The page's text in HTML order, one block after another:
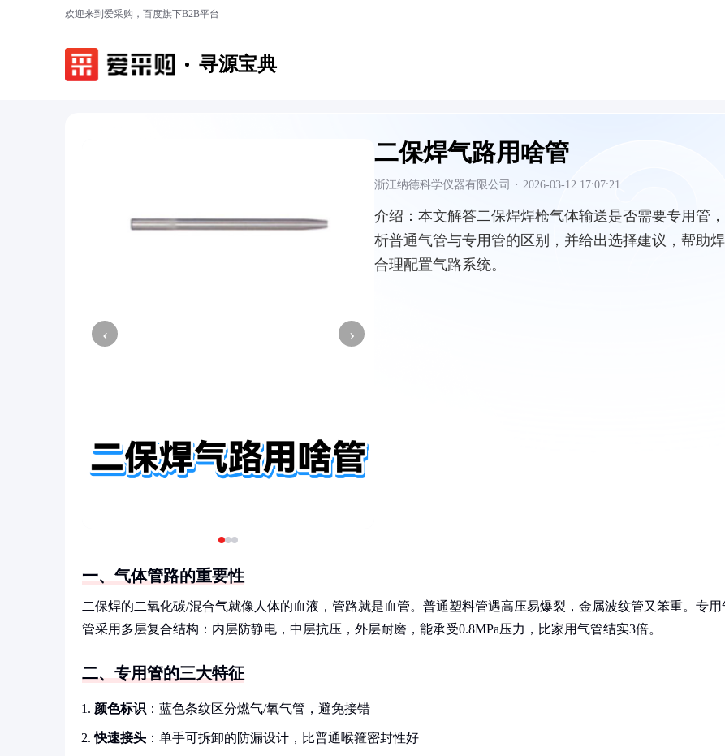
欢迎来到爱采购，百度旗下B2B平台
寻源宝典
‹ ›
二保焊气路用啥管
浙江纳德科学仪器有限公司 · 2026-03-12 17:07:21
介绍： 本文解答二保焊焊枪气体输送是否需要专用管
析普通气管与专用管的区别，并给出选择建议，帮助
合理配置气路系统。
一、气体管路的重要性
二保焊的二氧化碳/混合气就像人体的血液，管路就是血管。普通塑料管遇高压易爆裂，金属波纹管又笨重。专用
管采用多层复合结构：内层防静电，中层抗压，外层耐磨，能承受0.8MPa压力，比家用气管结实3倍。
二、专用管的三大特征
颜色标识 ：蓝色条纹区分燃气/氧气管，避免接错
快速接头 ：单手可拆卸的防漏设计，比普通喉箍密封性好